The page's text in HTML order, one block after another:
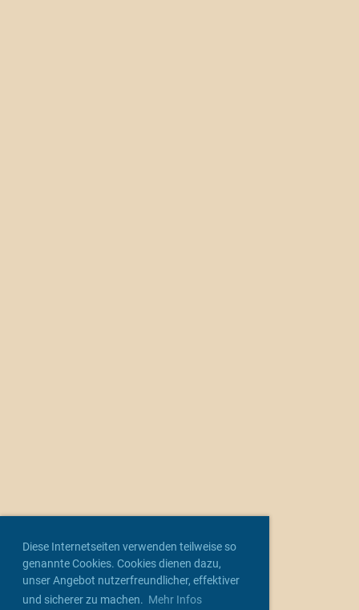
Diese Internetseiten verwenden teilweise so
genannte Cookies. Cookies dienen dazu,
unser Angebot nutzerfreundlicher, effektiver
und sicherer zu machen. Mehr Infos